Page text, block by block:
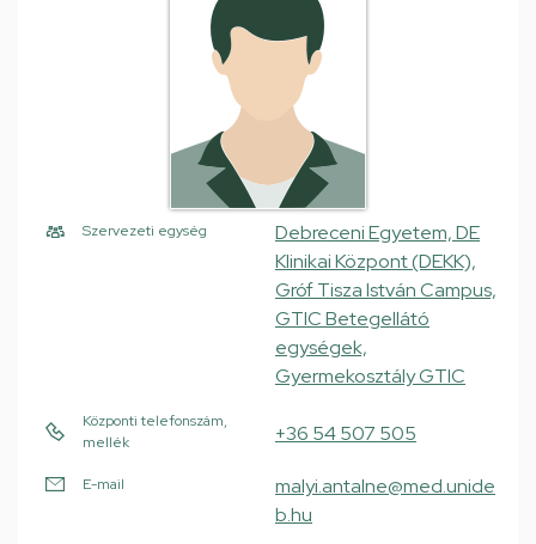
Szervezeti egység
Debreceni Egyetem, DE
Klinikai Központ (DEKK),
Gróf Tisza István Campus,
GTIC Betegellátó
egységek,
Gyermekosztály GTIC
Központi telefonszám,
mellék
+36 54 507 505
E-mail
malyi.antalne@med.unide
b.hu